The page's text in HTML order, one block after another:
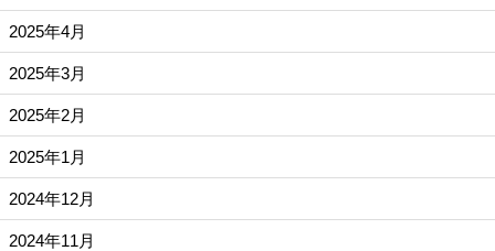
2025年4月
2025年3月
2025年2月
2025年1月
2024年12月
2024年11月